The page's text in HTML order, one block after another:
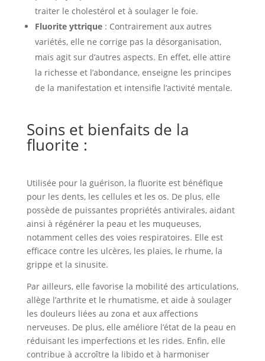
traiter le cholestérol et à soulager le foie.
Fluorite yttrique: Contrairement aux autres
variétés, elle ne corrige pas la désorganisation,
mais agit sur d’autres aspects. En effet, elle attire
la richesse et l’abondance, enseigne les principes
de la manifestation et intensifie l’activité mentale.
Soins et bienfaits de la
fluorite :
Utilisée pour la guérison, la fluorite est bénéfique
pour les dents, les cellules et les os. De plus, elle
possède de puissantes propriétés antivirales, aidant
ainsi à régénérer la peau et les muqueuses,
notamment celles des voies respiratoires. Elle est
efficace contre les ulcères, les plaies, le rhume, la
grippe et la sinusite.
Par ailleurs, elle favorise la mobilité des articulations,
allège l’arthrite et le rhumatisme, et aide à soulager
les douleurs liées au zona et aux affections
nerveuses. De plus, elle améliore l’état de la peau en
réduisant les imperfections et les rides. Enfin, elle
contribue à accroître la libido et à harmoniser